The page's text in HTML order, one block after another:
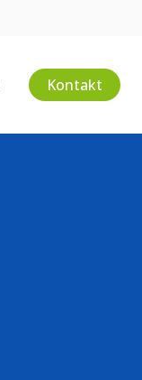
Kontakt